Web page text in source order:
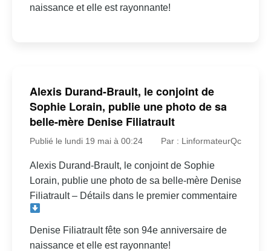
naissance et elle est rayonnante!
Alexis Durand-Brault, le conjoint de
Sophie Lorain, publie une photo de sa
belle-mère Denise Filiatrault
Publié le lundi 19 mai à 00:24 Par : LinformateurQc
Alexis Durand-Brault, le conjoint de Sophie
Lorain, publie une photo de sa belle-mère Denise
Filiatrault – Détails dans le premier commentaire
Denise Filiatrault fête son 94e anniversaire de
naissance et elle est rayonnante!